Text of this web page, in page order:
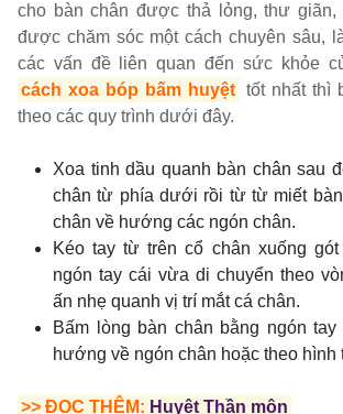
cho bàn chân được thả lỏng, thư giãn,
được chăm sóc một cách chuyên sâu,
các vấn đề liên quan đến sức khỏe
cách xoa bóp bấm huyệt tốt nhất thì
theo các quy trình dưới đây.
Xoa tinh dầu quanh bàn chân sau
chân từ phía dưới rồi từ từ miết
chân về hướng các ngón chân.
Kéo tay từ trên cổ chân xuống
ngón tay cái vừa di chuyển theo
ấn nhẹ quanh vị trí mắt cá chân.
Bấm lòng bàn chân bằng ngón
hướng về ngón chân hoặc theo hình
>> ĐỌC THÊM: Huyệt Thần môn